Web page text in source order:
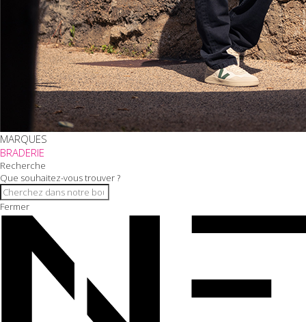
MARQUES
BRADERIE
Recherche
Que souhaitez-vous trouver ?
Fermer